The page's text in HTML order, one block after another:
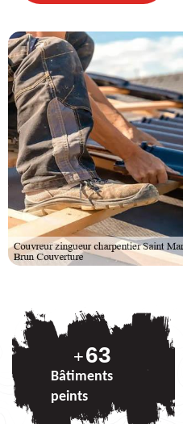
+76
Bâtiments
peints